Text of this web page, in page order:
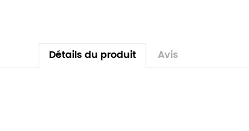
Détails du produit Avis